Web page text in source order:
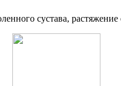
сустава, растяжение